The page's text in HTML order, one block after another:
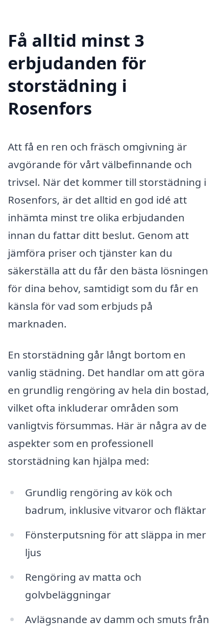
Få alltid minst 3
erbjudanden för
storstädning i
Rosenfors
Att få en ren och fräsch omgivning är
avgörande för vårt välbefinnande och
trivsel. När det kommer till storstädning i
Rosenfors, är det alltid en god idé att
inhämta minst tre olika erbjudanden
innan du fattar ditt beslut. Genom att
jämföra priser och tjänster kan du
säkerställa att du får den bästa lösningen
för dina behov, samtidigt som du får en
känsla för vad som erbjuds på
marknaden.
En storstädning går långt bortom en
vanlig städning. Det handlar om att göra
en grundlig rengöring av hela din bostad,
vilket ofta inkluderar områden som
vanligtvis försummas. Här är några av de
aspekter som en professionell
storstädning kan hjälpa med:
Grundlig rengöring av kök och
badrum, inklusive vitvaror och fläktar
Fönsterputsning för att släppa in mer
ljus
Rengöring av matta och
golvbeläggningar
Avlägsnande av damm och smuts från